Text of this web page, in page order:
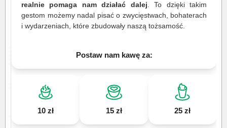
realnie pomaga nam działać dalej . To dzięki takim
gestom możemy nadal pisać o zwycięstwach, bohaterach
i wydarzeniach, które zbudowały naszą tożsamość.
Postaw nam kawę za:
10 zł 15 zł 25 zł